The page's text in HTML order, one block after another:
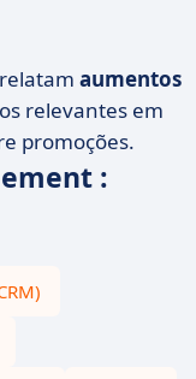
aumentos
relevantes em
promoções.
: